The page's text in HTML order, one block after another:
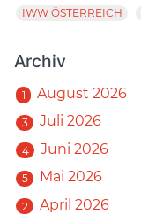
IWW ÖSTERREICH
Archiv
1 August 2026
3 Juli 2026
4 Juni 2026
5 Mai 2026
2 April 2026